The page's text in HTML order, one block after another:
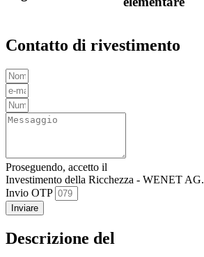
Contatto di rivestimento
Proseguendo, accetto il
Investimento della Ricchezza - WENET AG.
Invio OTP
Inviare
Descrizione del